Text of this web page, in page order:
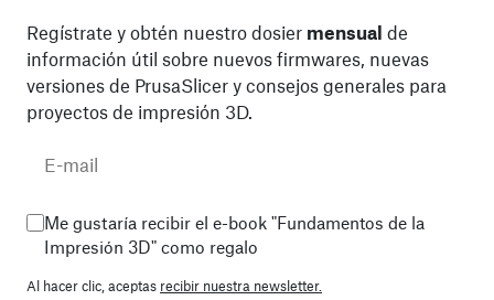
Regístrate y obtén nuestro dosier mensual de
información útil sobre nuevos firmwares, nuevas
versiones de PrusaSlicer y consejos generales para
proyectos de impresión 3D.
Me gustaría recibir el e-book "Fundamentos de la
Impresión 3D" como regalo
Al hacer clic, aceptas recibir nuestra newsletter.